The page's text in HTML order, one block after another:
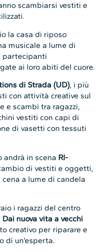
scambiarsi vestiti e
la casa di riposo
musicale a lume di
partecipanti
ai loro abiti del cuore.
di Strada (UD), i più
con attività creative sul
e scambi tra ragazzi,
vestiti con capi di
di vasetti con tessuti
andrà in scena RI-
di vestiti e oggetti,
a lume di candela
i ragazzi del centro
Dai nuova vita a vecchi
creativo per riparare e
di un’esperta.